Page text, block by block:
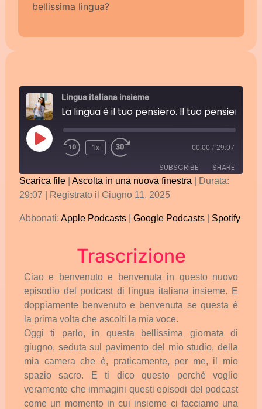
bellissima lingua?
Lingua italiana insieme
1x 00:00 / 29:07
SUBSCRIBE SHARE
Apple Podcasts Google Podcasts
Spotify
SHARE
LINK
Scarica file Ascolta in una nuova finestra
Durata:
29:07
Registrato il Giugno 11, 2025
Abbonati: Apple Podcasts Google Podcasts Spotify
Trascrizione
Ciao e benvenuto e benvenuta in questo nuovo
episodio del podcast di lingua italiana insieme. E
doppiamente benvenuto e benvenuta se questa è
la prima volta che ascolti la mia voce.
Oggi
ti parlo, in questa bellissima giornata
di
giugno, seduta sul pavimento del mio studio, della
mia camera che è, praticamente, per me, il
mio
spazio
sacro. E ti dico questo perché
voglio
veramente che immagini questi episodi del podcast
come un momento in cui insieme ci facciamo una